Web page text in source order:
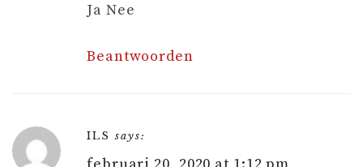
Ja Nee
Beantwoorden
ILS says: